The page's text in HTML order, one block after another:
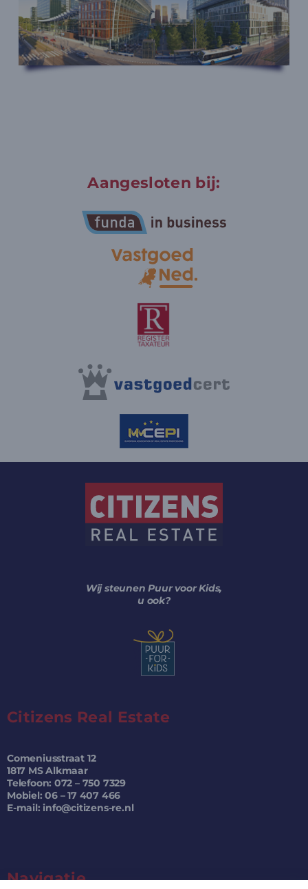
Aangesloten bij:
Wij steunen Puur voor Kids,
u ook?
Citizens Real Estate
Comeniusstraat 12
1817 MS Alkmaar
Telefoon: 072 – 750 7329
Mobiel: 06 – 17 407 466
E-mail: info@citizens-re.nl
Navigatie